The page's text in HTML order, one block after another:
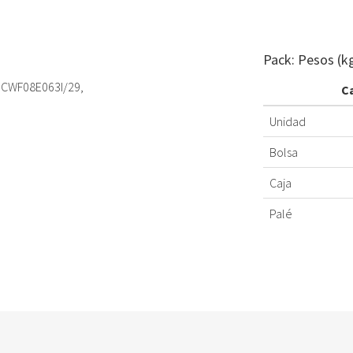
29,
Pack: Pesos
Unidad
Bolsa
Caja
Palé